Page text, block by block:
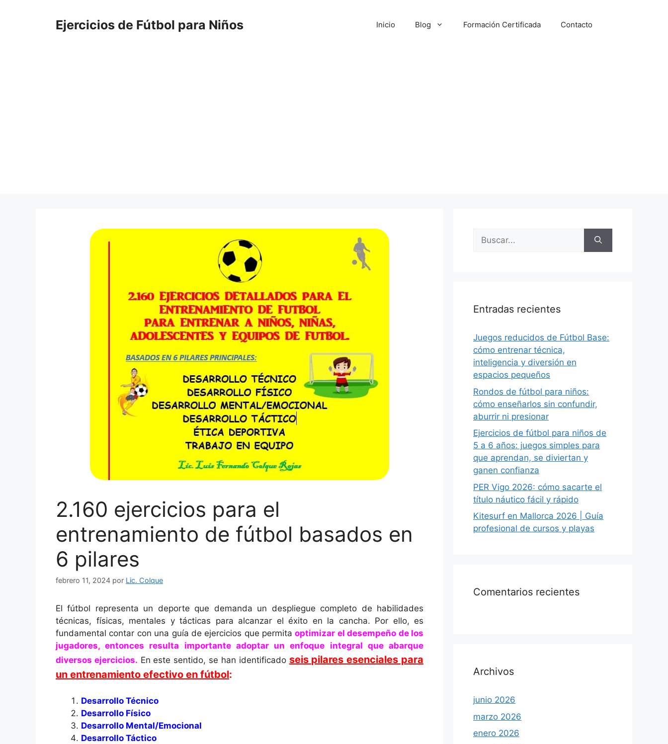
Ejercicios de Fútbol para Niños Inicio Blog Formación Certificada Contacto
2.160 ejercicios para el
entrenamiento de fútbol basados en
6 pilares
febrero 11, 2024 por Lic. Colque
El fútbol representa un deporte que demanda un despliegue completo de habilidades
técnicas, físicas, mentales y tácticas para alcanzar el éxito en la cancha. Por ello, es
fundamental contar con una guía de ejercicios que permitaoptimizar el desempeño de los
jugadores, entonces resulta importante adoptar un enfoque integral que abarque
diversos ejercicios. En este sentido, se han identificado seis pilares esenciales para
un entrenamiento efectivo en fútbol:
Desarrollo Técnico
Desarrollo Físico
Desarrollo Mental/Emocional
Desarrollo Táctico
Buscar:
Entradas recientes
Juegos reducidos de Fútbol Base:
cómo entrenar técnica,
inteligencia y diversión en
espacios pequeños
Rondos de fútbol para niños:
cómo enseñarlos sin confundir,
aburrir ni presionar
Ejercicios de fútbol para niños de
5 a 6 años: juegos simples para
que aprendan, se diviertan y
ganen confianza
PER Vigo 2026: cómo sacarte el
título náutico fácil y rápido
Kitesurf en Mallorca 2026 | Guía
profesional de cursos y playas
Comentarios recientes
Archivos
junio 2026
marzo 2026
enero 2026